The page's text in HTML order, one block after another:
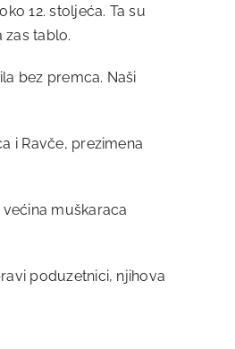
12. stoljeća. Ta su
tablo.
bez premca. Naši
i Ravče, prezimena
muškaraca
poduzetnici, njihova